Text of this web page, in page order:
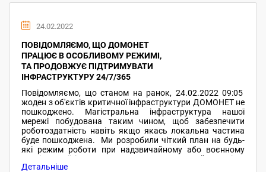
24.02.2022
ПОВІДОМЛЯЄМО, ЩО ДОМОНЕТ
ПРАЦЮЄ В ОСОБЛИВОМУ РЕЖИМІ,
ТА ПРОДОВЖУЄ ПІДТРИМУВАТИ
ІНФРАСТРУКТУРУ 24/7/365
Повідомляємо, що станом на ранок, 24.02.2022 09:05
жоден з об'єктів критичної інфраструктури ДОМОНЕТ не
пошкоджено. Магістральна інфраструктура нашої
мережі побудована таким чином, щоб забезпечити
роботоздатність навіть якщо якась локальна частина
буде пошкоджена. Ми розробили чіткий план на будь-
які режим роботи при надзвичайному або воєнному
стані в Україні. І вже з 24.02.2022 05:30 ввели його в дію.
Детальніше